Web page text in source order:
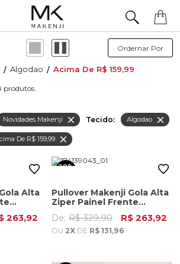
Algodao Acima De R$ 159,99
Novidades Makenji Tecido: Algodao
De R$ 159,99
Alta
263,92
20%
Pullover Makenji Gola Alta
Ziper Painel Frente
Masculino Verde Medio
De: R$ 329,90 R$ 263,92
OU 2X DE R$ 131,96